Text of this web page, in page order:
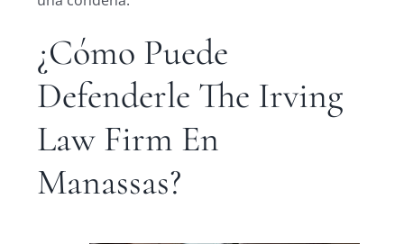
¿Cómo Puede
Defenderle The Irving
Law Firm En
Manassas?